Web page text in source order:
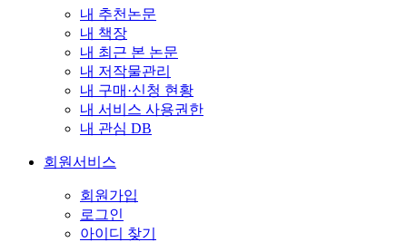
내 추천논문
내 책장
내 최근 본 논문
내 저작물관리
내 구매·신청 현황
내 서비스 사용권한
내 관심 DB
회원서비스
회원가입
로그인
아이디 찾기